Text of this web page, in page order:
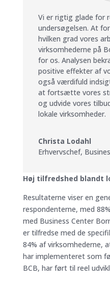
Vi er rigtig glade for
undersøgelsen. At
hvilken grad vores
virksomhederne på
for os. Analysen
positive effekter af
også værdifuld
at fortsætte vores
og udvide vores
lokale virksomheder.
Christa Lodahl
Erhvervschef,
Høj tilfredshed blandt
Resultaterne viser en
respondenterne, med
med Business Center
er tilfredse med de
84% af virksomhederne,
har implementeret som
BCB, har ført til reel